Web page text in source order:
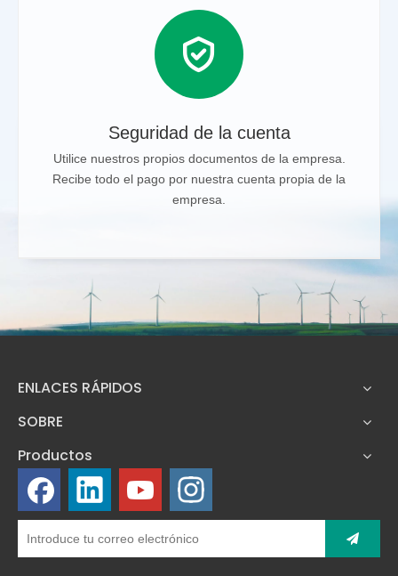
Seguridad de la cuenta
Utilice nuestros propios documentos de la empresa.
Recibe todo el pago por nuestra cuenta propia de la
empresa.
ENLACES RÁPIDOS
SOBRE
Productos